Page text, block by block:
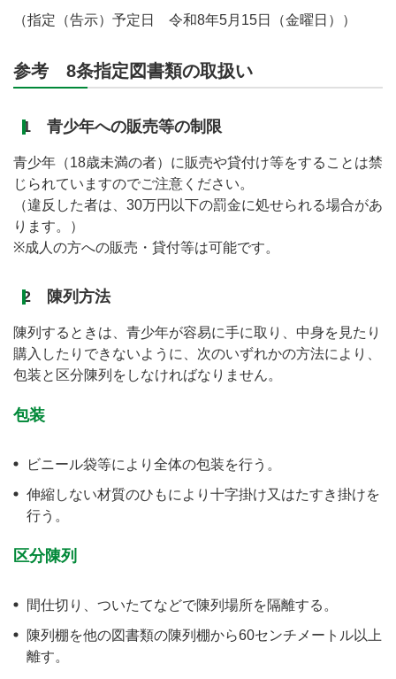
（指定（告示）予定日 令和8年5月15日（金曜日））
参考 8条指定図書類の取扱い
1 青少年への販売等の制限
青少年（18歳未満の者）に販売や貸付け等をすることは禁
じられていますのでご注意ください。
（違反した者は、30万円以下の罰金に処せられる場合があ
ります。）
※成人の方への販売・貸付等は可能です。
2 陳列方法
陳列するときは、青少年が容易に手に取り、中身を見たり
購入したりできないように、次のいずれかの方法により、
包装と区分陳列をしなければなりません。
包装
ビニール袋等により全体の包装を行う。
伸縮しない材質のひもにより十字掛け又はたすき掛けを
行う。
区分陳列
間仕切り、ついたてなどで陳列場所を隔離する。
陳列棚を他の図書類の陳列棚から60センチメートル以上
離す。